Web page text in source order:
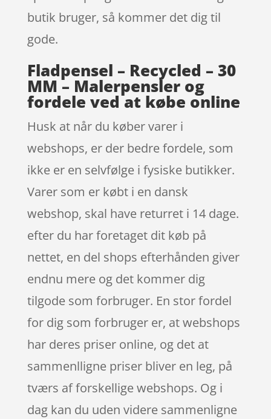
butik bruger, så kommer det dig til
gode.
Fladpensel – Recycled – 30
MM – Malerpensler og
fordele ved at købe online
Husk at når du køber varer i
webshops, er der bedre fordele, som
ikke er en selvfølge i fysiske butikker.
Varer som er købt i en dansk
webshop, skal have returret i 14 dage.
efter du har foretaget dit køb på
nettet, en del shops efterhånden giver
endnu mere og det kommer dig
tilgode som forbruger. En stor fordel
for dig som forbruger er, at webshops
har deres priser online, og det at
sammenlligne priser bliver en leg, på
tværs af forskellige webshops. Og i
dag kan du uden videre sammenligne